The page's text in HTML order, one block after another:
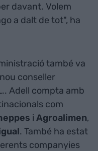
davant. Volem
a dalt de tot", ha
també va
conseller
Adell compta amb
com
i Agroalimen,
. També ha estat
companyies